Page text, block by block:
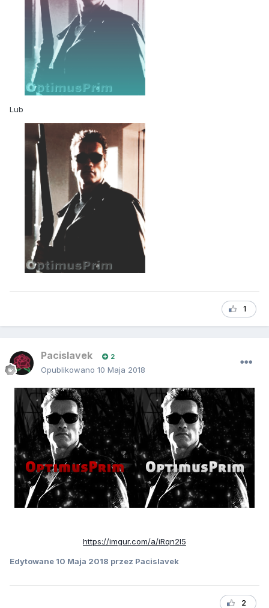
Lub
1
Pacislavek 2
Opublikowano 10 Maja 2018
https://imgur.com/a/iRqn2l5
Edytowane 10 Maja 2018 przez Pacislavek
2